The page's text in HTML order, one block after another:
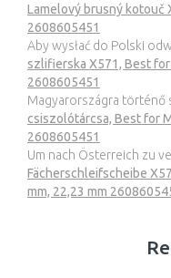
Lamelový brusný kotouč
2608605451
Aby wysłać do Polski
szlifierska X571, Best
2608605451
Magyarországra történő
csiszolótárcsa, Best for
2608605451
Um nach Österreich zu
Fächerschleifscheibe
mm, 22,23 mm